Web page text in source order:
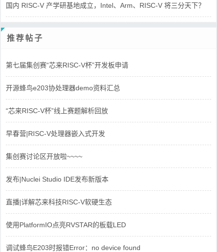
国内 RISC-V 产学研基地成立，Intel、Arm、RISC-V 将三分天下？
推荐帖子
第七届集创赛“芯来RISC-V杯”开发板申请
开源蜂鸟e203协处理器demo资料汇总
“芯来RISC-V杯”线上赛题解析回放
早春营|RISC-V处理器嵌入式开发
集创赛讨论区开放啦~~~~
发布|Nuclei Studio IDE发布新版本
直播|详解芯来科技RISC-V软硬生态
使用PlatformIO点亮RVSTAR的板载LED
调试蜂鸟E203时报错Error：no device found